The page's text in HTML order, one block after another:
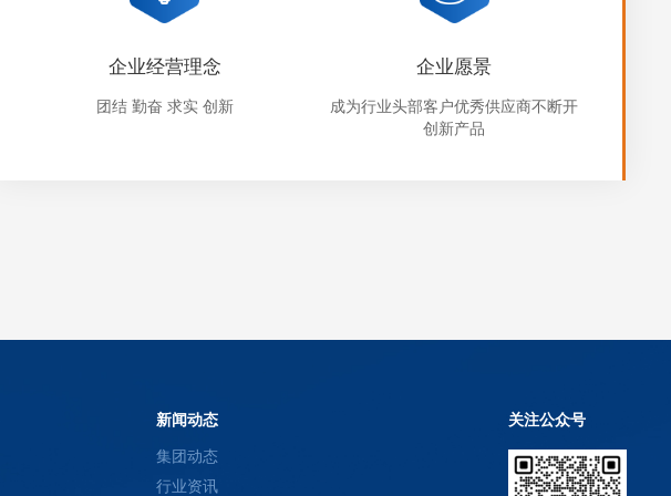
企业经营理念
团结 勤奋 求实 创新
企业愿景
成为行业头部客户优秀供应商不断开
创新产品
新闻动态
集团动态
行业资讯
关注公众号